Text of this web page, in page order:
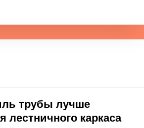
трубы лучше
лестничного каркаса